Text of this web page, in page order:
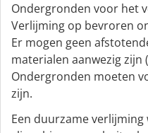
Ondergronden voor het
Verlijming op bevroren
Er mogen geen
materialen aanwezig zijn
Ondergronden moeten
zijn.
Een duurzame